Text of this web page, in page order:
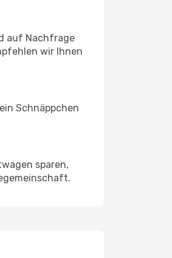
auf Nachfrage
wir Ihnen
Schnäppchen
sparen,